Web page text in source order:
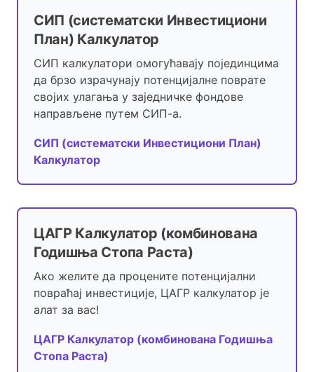
СИП (систематски Инвестициони
План) Калкулатор
СИП калкулатори омогућавају појединцима
да брзо израчунају потенцијалне поврате
својих улагања у заједничке фондове
направљене путем СИП-а.
СИП (систематски Инвестициони План)
Калкулатор
ЦАГР Калкулатор (комбинована
Годишња Стопа Раста)
Ако желите да процените потенцијални
повраћај инвестиције, ЦАГР калкулатор је
алат за вас!
ЦАГР Калкулатор (комбинована Годишња
Стопа Раста)